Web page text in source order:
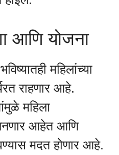
आणि योजना
महिलांच्या
राहणार आहे.
महिला
आहेत आणि
मदत होणार आहे.